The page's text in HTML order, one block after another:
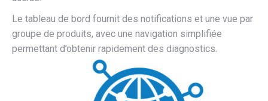
Le tableau de bord fournit des notifications et une vue par
groupe de produits, avec une navigation simplifiée
permettant d’obtenir rapidement des diagnostics.